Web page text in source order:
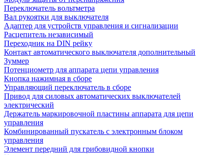
Переключатель вольтметра
Вал рукоятки для выключателя
Адаптер для устройств управления и сигнализации
Расцепитель независимый
Переходник на DIN рейку
Контакт автоматического выключателя дополнительный
Зуммер
Потенциометр для аппарата цепи управления
Кнопка нажимная в сборе
Управляющий переключатель в сборе
Привод для силовых автоматических выключателей
электрический
Держатель маркировочной пластины аппарата для цепи
управления
Комбинированный пускатель с электронным блоком
управления
Элемент передний для грибовидной кнопки